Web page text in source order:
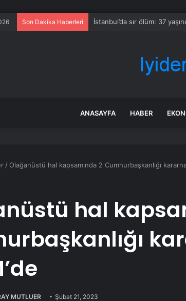
Son Dakika Haberleri İstanbul’da sır ölüm: 37
ANASAYFA HABER
/ Olağanüstü hal kapsamında 2 Cumhurbaşkanlığı
hal
MUTLUER Şubat 21, 2023